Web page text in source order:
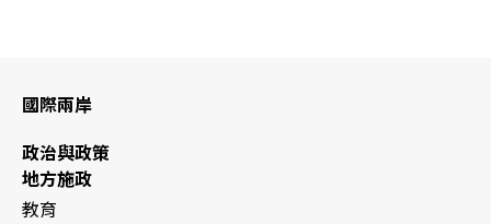
國際兩岸
政治與政策
地方施政
教育